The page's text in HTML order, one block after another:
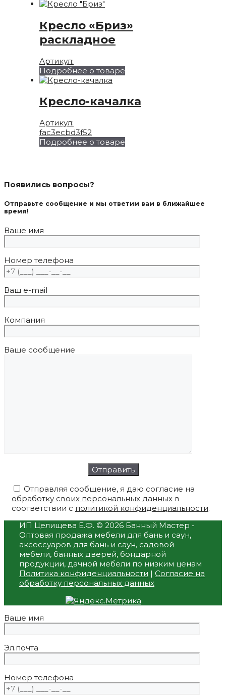
Кресло «Бриз»
раскладное
Артикул:
Подробнее о товаре
Кресло-качалка
Артикул:
fac3ecbd3f52
Подробнее о товаре
Появились вопросы?
Отправьте сообщение и мы ответим вам в ближайшее
время!
Ваше имя
Номер телефона
Ваш e-mail
Компания
Ваше сообщение
Отправляя сообщение, я даю согласие на
обработку своих персональных данных в
соответствии с политикой конфиденциальности.
ИП Целищева Е.Ф. © 2026 Банный Мастер -
Оптовая продажа мебели для бань и саун,
аксессуаров для бань и саун, садовой
мебели, банных дверей, бондарной
продукции, дачной мебели по низким ценам
Политика конфиденциальности | Согласие на
обработку персональных данных
Ваше имя
Эл.почта
Номер телефона